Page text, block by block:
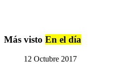
Más visto En el día
12 Octubre 2017